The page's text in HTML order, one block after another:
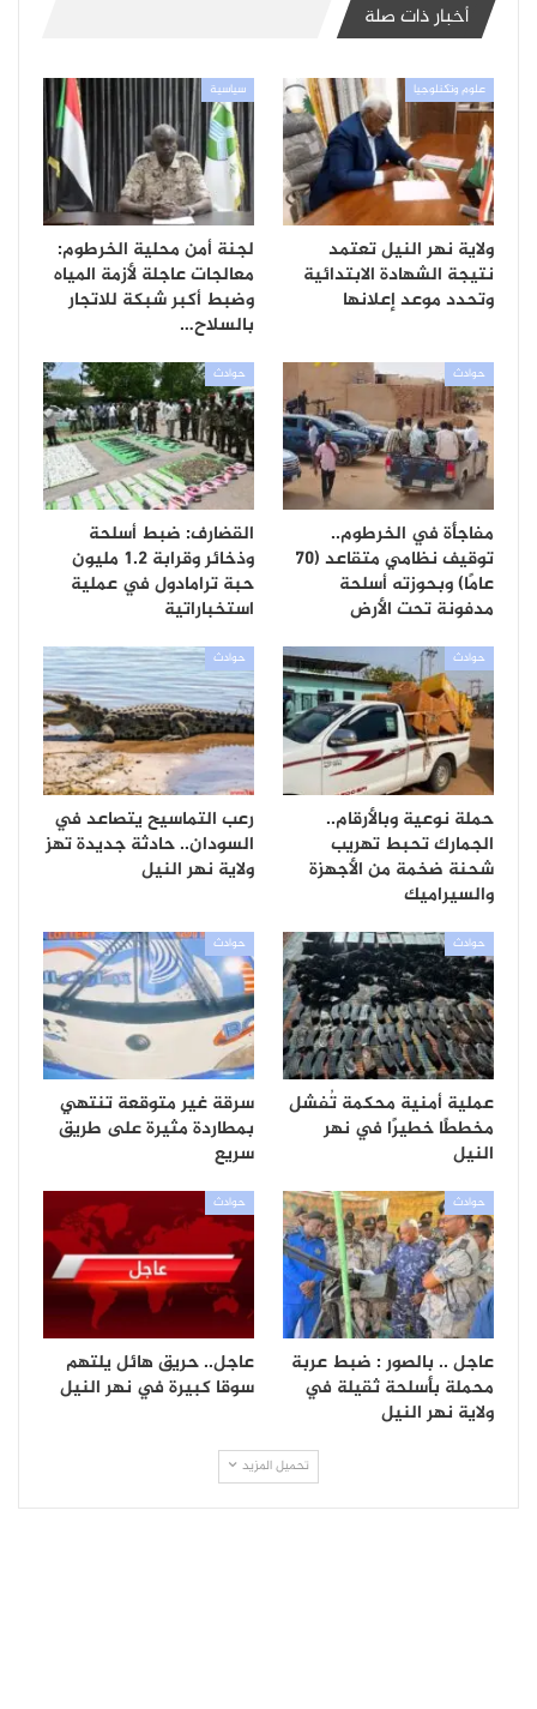
أخبار ذات صلة
علوم وتكنلوجيا
ولاية نهر النيل تعتمد
نتيجة الشهادة الابتدائية
وتحدد موعد إعلانها
سياسية
لجنة أمن محلية الخرطوم:
معالجات عاجلة لأزمة المياه
وضبط أكبر شبكة للاتجار
بالسلاح…
حوادث
مفاجأة في الخرطوم..
توقيف نظامي متقاعد (70
عامًا) وبحوزته أسلحة
مدفونة تحت الأرض
حوادث
القضارف: ضبط أسلحة
وذخائر وقرابة 1.2 مليون
حبة ترامادول في عملية
استخباراتية
حوادث
حملة نوعية وبالأرقام..
الجمارك تحبط تهريب
شحنة ضخمة من الأجهزة
والسيراميك
حوادث
رعب التماسيح يتصاعد في
السودان.. حادثة جديدة تهز
ولاية نهر النيل
حوادث
عملية أمنية محكمة تُفشل
مخططًا خطيرًا في نهر
النيل
حوادث
سرقة غير متوقعة تنتهي
بمطاردة مثيرة على طريق
سريع
حوادث
عاجل .. بالصور : ضبط عربة
محملة بأسلحة ثقيلة في
ولاية نهر النيل
حوادث
عاجل.. حريق هائل يلتهم
سوقا كبيرة في نهر النيل
تحميل المزيد